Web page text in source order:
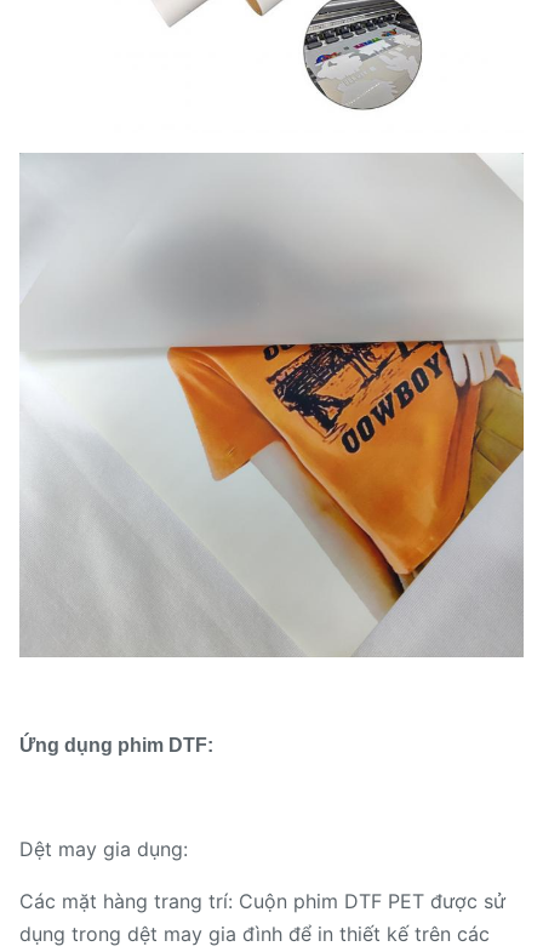
Ứng dụng phim DTF:
Dệt may gia dụng:
Các mặt hàng trang trí: Cuộn phim DTF PET được sử
dụng trong dệt may gia đình để in thiết kế trên các